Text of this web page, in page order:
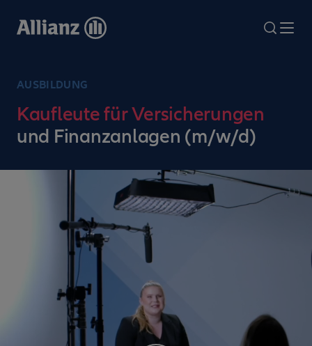
zum
search
AUSBILDUNG
Kaufleute für Versicherungen
und Finanzanlagen (m/w/d)